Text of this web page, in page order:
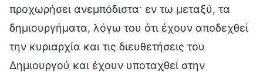
προχωρήσει ανεμπόδιστα· εν τω μεταξύ, τα
δημιουργήματα, λόγω του ότι έχουν αποδεχθεί
την κυριαρχία και τις διευθετήσεις του
Δημιουργού και έχουν υποταχθεί στην